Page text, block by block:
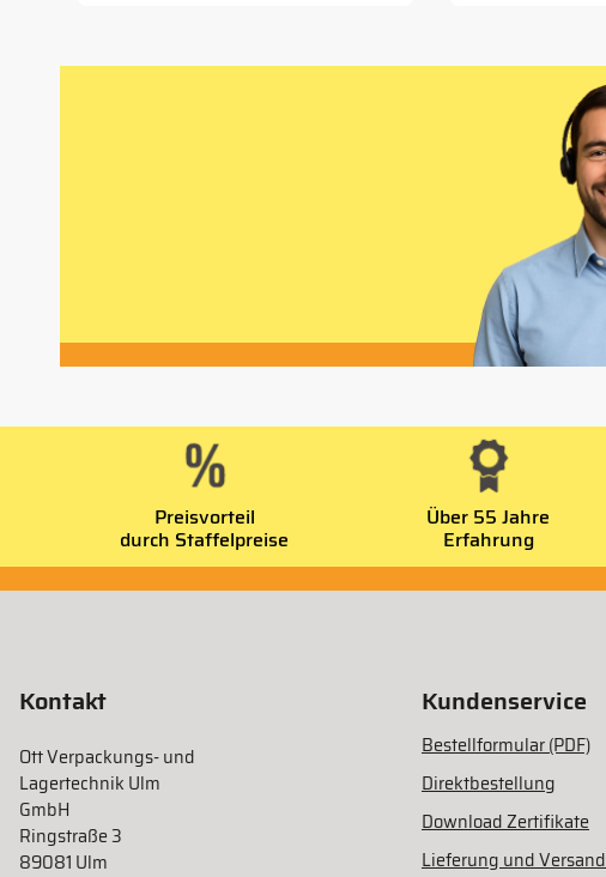
Preisvorteil
durch Staffelpreise
Über 55 Jahre
Erfahrung
Kontakt
Ott Verpackungs- und
Lagertechnik Ulm
GmbH
Ringstraße 3
89081 Ulm
Kundenservice
Bestellformular (PDF)
Direktbestellung
Download Zertifikate
Lieferung und Versand